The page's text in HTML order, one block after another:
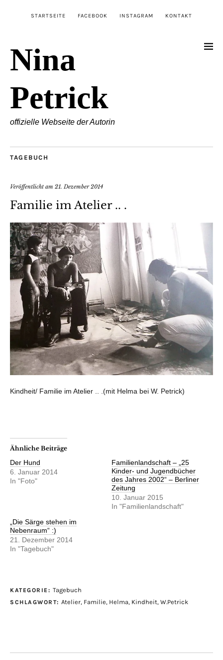
STARTSEITE FACEBOOK INSTAGRAM KONTAKT
Nina
Petrick
offizielle Webseite der Autorin
TAGEBUCH
Veröffentlicht am 21. Dezember 2014
Familie im Atelier .. .
Kindheit/ Familie im Atelier .. .(mit Helma bei W. Petrick)
Ähnliche Beiträge
Der Hund
6. Januar 2014
In "Foto"
Familienlandschaft – „25
Kinder- und Jugendbücher
des Jahres 2002“ – Berliner
Zeitung
10. Januar 2015
In "Familienlandschaft"
„Die Särge stehen im
Nebenraum“ :)
21. Dezember 2014
In "Tagebuch"
KATEGORIE: Tagebuch
SCHLAGWORT: Atelier, Familie, Helma, Kindheit, W.Petrick